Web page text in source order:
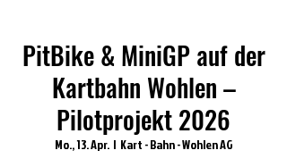
PitBike & MiniGP auf der
Kartbahn Wohlen –
Pilotprojekt 2026
Mo., 13. Apr.
  |
Kart - Bahn - Wohlen AG